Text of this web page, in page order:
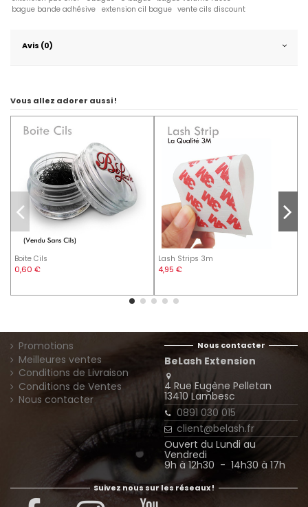
bague bande adhésive extension cil bague vente cils discount
Avis (0)
Vous allez adorer aussi !
Boite Cils
0,60 €
Lash Strips 3m
4,95 €
Promotions
Meilleures ventes
Conditions de Livraison
Conditions de Ventes
Nous contacter
Nous contacter
BeLash Extension
4 Rue Eugène Pelletan
13410 Lambesc
0891 030 015
client@belash.fr
Ouvert du Lundi au
Vendredi
9h à 12h30 - 14h30 à 17h
Suivez nous sur les réseaux !